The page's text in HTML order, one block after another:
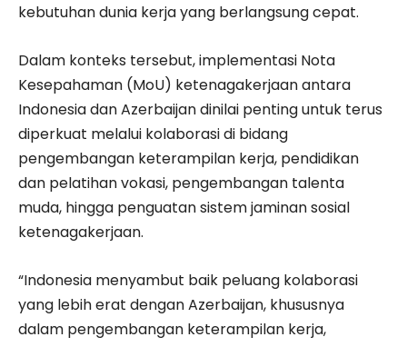
kebutuhan dunia kerja yang berlangsung cepat.
Dalam konteks tersebut, implementasi Nota
Kesepahaman (MoU) ketenagakerjaan antara
Indonesia dan Azerbaijan dinilai penting untuk terus
diperkuat melalui kolaborasi di bidang
pengembangan keterampilan kerja, pendidikan
dan pelatihan vokasi, pengembangan talenta
muda, hingga penguatan sistem jaminan sosial
ketenagakerjaan.
“Indonesia menyambut baik peluang kolaborasi
yang lebih erat dengan Azerbaijan, khususnya
dalam pengembangan keterampilan kerja,